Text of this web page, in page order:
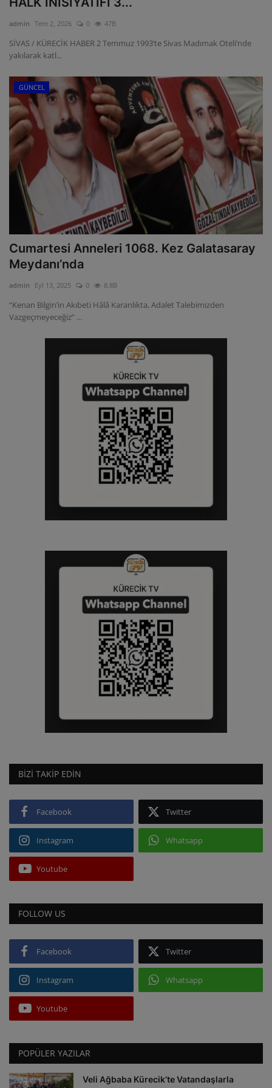
ULUSLARARASI
SAĞLIK VE YAŞAM TARZI
YEMEK
SPOR
SEYAHAT
EĞİTİM
GALERİ
VİDEO
admin Tem 2, 2026 0 47B
SİVAS / KÜRECİK HABER 2 Temmuz 1993’te Sivas Madımak Oteli’nde
yakılarak katl...
GÜNCEL
Cumartesi Anneleri 1068. Kez Galatasaray
Meydanı’nda
admin Eyl 13, 2025 0 8.8B
“Kenan Bilgin’in Akıbeti Hâlâ Karanlıkta, Adalet Talebimizden
Vazgeçmeyeceğiz” ...
BIZI TAKIP EDIN
Facebook Twitter
Instagram Whatsapp
Youtube
FOLLOW US
Facebook Twitter
Instagram Whatsapp
Youtube
POPÜLER YAZILAR
Veli Ağbaba Kürecik’te Vatandaşlarla